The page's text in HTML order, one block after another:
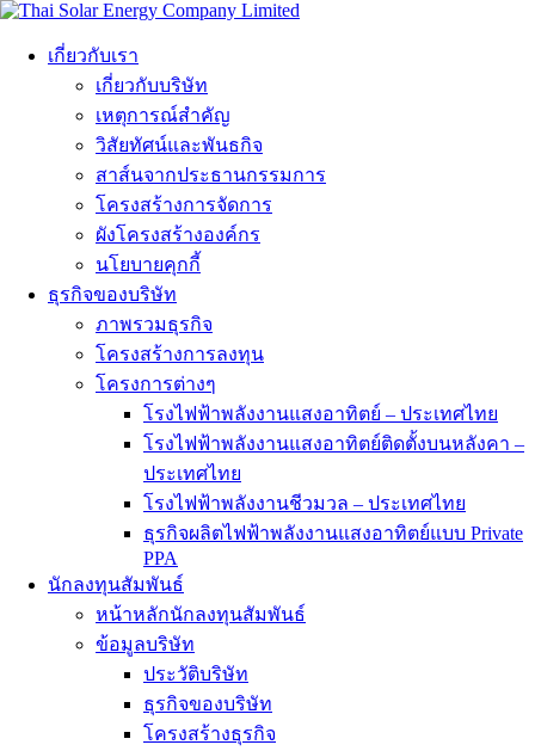
เกี่ยวกับเรา
เกี่ยวกับบริษัท
เหตุการณ์สำคัญ
วิสัยทัศน์และพันธกิจ
สาส์นจากประธานกรรมการ
โครงสร้างการจัดการ
ผังโครงสร้างองค์กร
นโยบายคุกกี้
ธุรกิจของบริษัท
ภาพรวมธุรกิจ
โครงสร้างการลงทุน
โครงการต่างๆ
โรงไฟฟ้าพลังงานแสงอาทิตย์ – ประเทศไทย
โรงไฟฟ้าพลังงานแสงอาทิตย์ติดตั้งบนหลังคา –
ประเทศไทย
โรงไฟฟ้าพลังงานชีวมวล – ประเทศไทย
ธุรกิจผลิตไฟฟ้าพลังงานแสงอาทิตย์แบบ Private
PPA
นักลงทุนสัมพันธ์
หน้าหลักนักลงทุนสัมพันธ์
ข้อมูลบริษัท
ประวัติบริษัท
ธุรกิจของบริษัท
โครงสร้างธุรกิจ